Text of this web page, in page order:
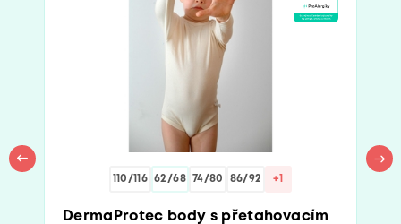
110/116 62/68 74/80 86/92 +1
DermaProtec body s přetahovacím